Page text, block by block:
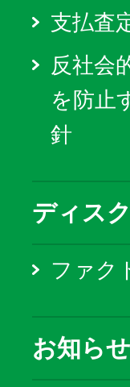
支払査
反社会
を防止
針
ディス
ファク
お知らせ